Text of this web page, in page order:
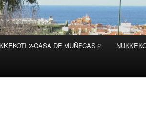
2-CASA DE MUÑECAS 2